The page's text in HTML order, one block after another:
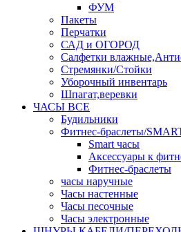
ФУМ
Пакеты
Перчатки
САД и ОГОРОД
Салфетки
Стремянки/Стойки
Уборочный инвентарь
Шпагат,веревки
ЧАСЫ ВСЕ
Будильники
Фитнес-браслеты/
Smart часы
Аксессуары к
Фитнес-браслеты
часы наручные
Часы настенные
Часы песочные
Часы электронные